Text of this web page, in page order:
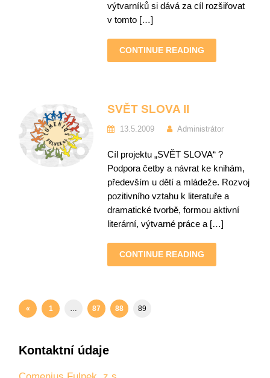
výtvarníků si dává za cíl rozšiřovat
v tomto […]
CONTINUE READING
SVĚT SLOVA II
13.5.2009 Administrátor
Cíl projektu „SVĚT SLOVA“ ?
Podpora četby a návrat ke knihám,
především u dětí a mládeže. Rozvoj
pozitivního vztahu k literatuře a
dramatické tvorbě, formou aktivní
literární, výtvarné práce a […]
CONTINUE READING
« 1 … 87 88 89
Kontaktní údaje